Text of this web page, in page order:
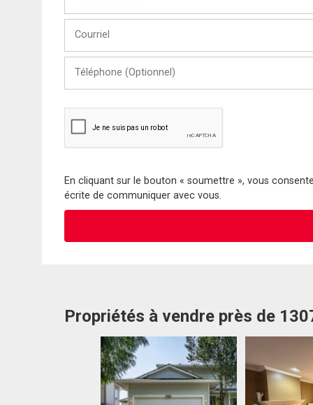
Nom
(Optionnel)
En cliquant sur le bouton « soumettre », vous
écrite de communiquer avec vous.
Propriétés à vendre près de